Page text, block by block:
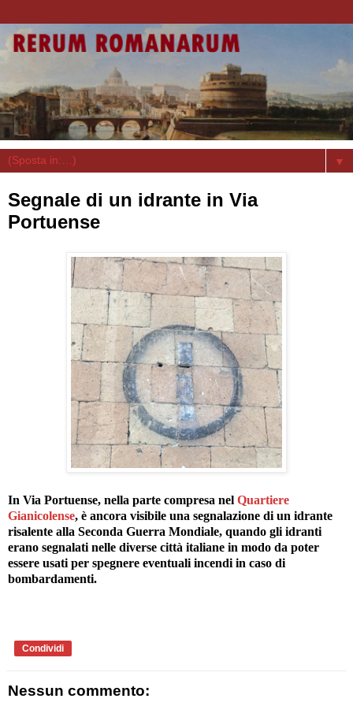
▼
Segnale di un idrante in Via
Portuense
In Via Portuense, nella parte compresa nel Quartiere
Gianicolense, è ancora visibile una segnalazione di un idrante
risalente alla Seconda Guerra Mondiale, quando gli idranti
erano segnalati nelle diverse città italiane in modo da poter
essere usati per spegnere eventuali incendi in caso di
bombardamenti.
Condividi
Nessun commento: